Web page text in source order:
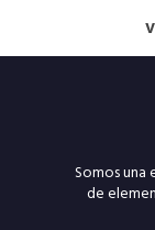
Somos
de